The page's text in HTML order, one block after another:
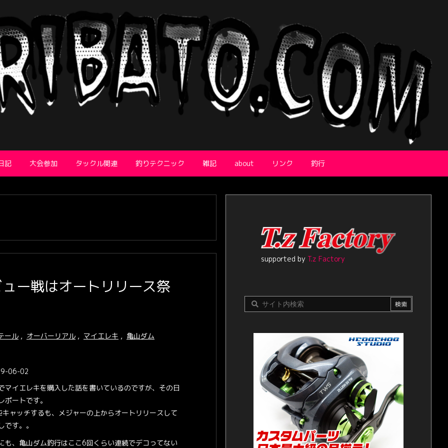
記 大会参加 タックル関連 釣りテクニック 雑記 about リンク 釣行
ー戦はオートリリース祭
ール , オーバーリアル , マイエレキ , 亀山ダム
06-02
マイエレキを購入した話を書いているのですが、その日
ポートです。
ャッチするも、メジャーの上からオートリリースして
です。。
も、亀山ダム釣行はここ6回くらい連続でデコってない
supported by T.z Factory